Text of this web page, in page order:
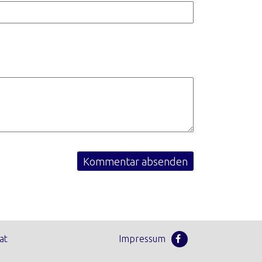
Impressum